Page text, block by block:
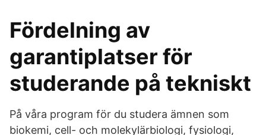
Fördelning av
garantiplatser för
studerande på tekniskt
På våra program för du studera ämnen som
biokemi, cell- och molekylärbiologi, fysiologi,